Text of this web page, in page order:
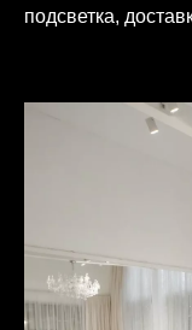
подсветка,